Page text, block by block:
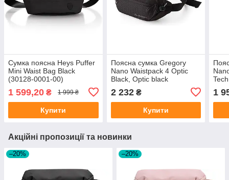
Сумка поясна Heys Puffer
Mini Waist Bag Black
(30128-0001-00)
1 599,20 ₴ 1 999 ₴
Купити
Поясна сумка Gregory
Nano Waistpack 4 Optic
Black, Optic black
2 232₴
Купити
1
Акційні пропозиції та новинки
–20% –20%